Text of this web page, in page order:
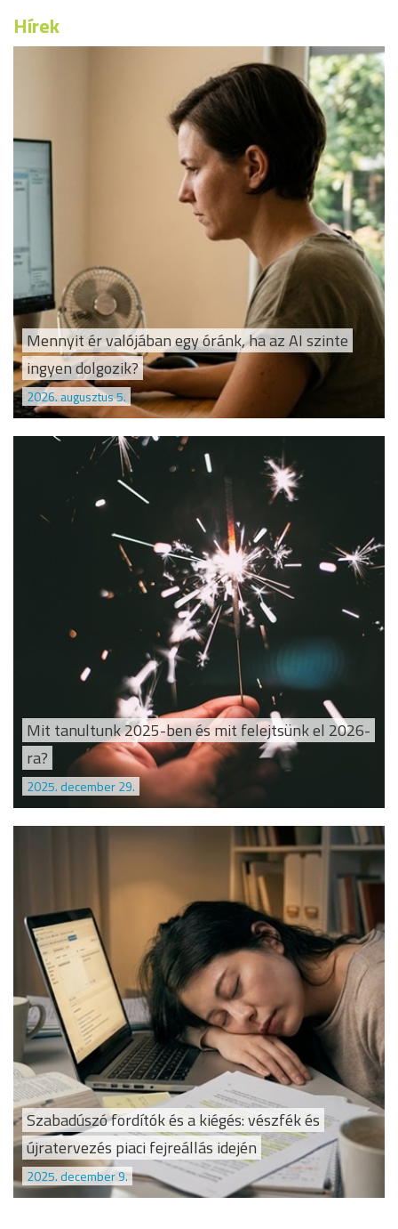
Hírek
Mennyit ér valójában egy óránk, ha az AI szinte
ingyen dolgozik?
2026. augusztus 5.
Mit tanultunk 2025-ben és mit felejtsünk el 2026-
ra?
2025. december 29.
Szabadúszó fordítók és a kiégés: vészfék és
újratervezés piaci fejreállás idején
2025. december 9.